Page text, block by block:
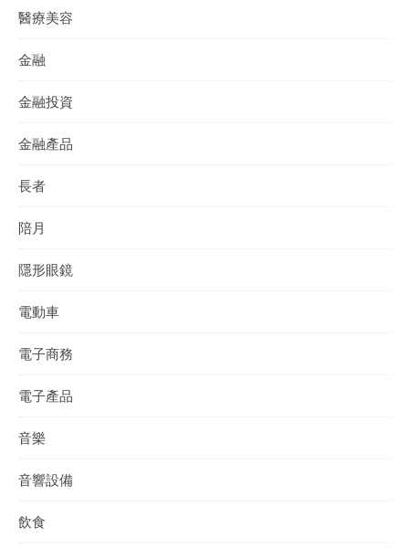
醫療美容
金融
金融投資
金融產品
長者
陪月
隱形眼鏡
電動車
電子商務
電子產品
音樂
音響設備
飲食